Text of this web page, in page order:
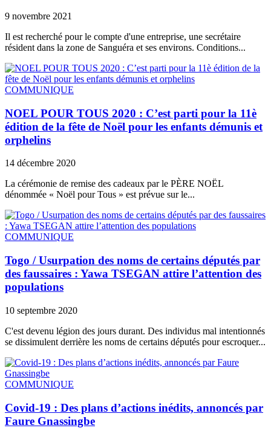
9 novembre 2021
Il est recherché pour le compte d'une entreprise, une secrétaire
résident dans la zone de Sanguéra et ses environs. Conditions...
COMMUNIQUE
NOEL POUR TOUS 2020 : C’est parti pour la 11è
édition de la fête de Noël pour les enfants démunis et
orphelins
14 décembre 2020
La cérémonie de remise des cadeaux par le PÈRE NOËL
dénommée « Noël pour Tous » est prévue sur le...
COMMUNIQUE
Togo / Usurpation des noms de certains députés par
des faussaires : Yawa TSEGAN attire l’attention des
populations
10 septembre 2020
C'est devenu légion des jours durant. Des individus mal intentionnés
se dissimulent derrière les noms de certains députés pour escroquer...
COMMUNIQUE
Covid-19 : Des plans d’actions inédits, annoncés par
Faure Gnassingbe